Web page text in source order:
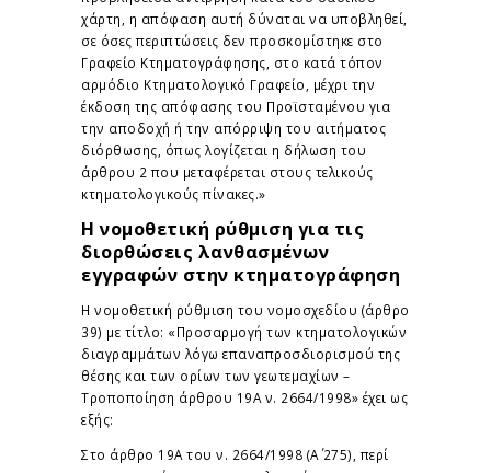
χάρτη, η απόφαση αυτή δύναται να υποβληθεί,
σε όσες περιπτώσεις δεν προσκομίστηκε στο
Γραφείο Κτηματογράφησης, στο κατά τόπον
αρμόδιο Κτηματολογικό Γραφείο, μέχρι την
έκδοση της απόφασης του Προϊσταμένου για
την αποδοχή ή την απόρριψη του αιτήματος
διόρθωσης, όπως λογίζεται η δήλωση του
άρθρου 2 που μεταφέρεται στους τελικούς
κτηματολογικούς πίνακες.»
Η νομοθετική ρύθμιση για τις
διορθώσεις λανθασμένων
εγγραφών στην κτηματογράφηση
Η νομοθετική ρύθμιση του νομοσχεδίου (άρθρο
39) με τίτλο: «Προσαρμογή των κτηματολογικών
διαγραμμάτων λόγω επαναπροσδιορισμού της
θέσης και των ορίων των γεωτεμαχίων –
Τροποποίηση άρθρου 19Α ν. 2664/1998» έχει ως
εξής:
Στο άρθρο 19Α του ν. 2664/1998 (Α΄ 275), περί